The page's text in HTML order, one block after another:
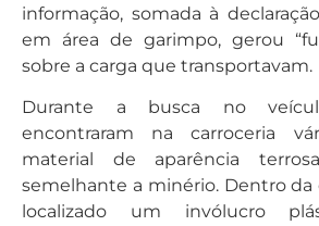
informação, somada à
em área de garimpo, gerou
sobre a carga que transportavam.
Durante a busca no
encontraram na carroceria
material de aparência
semelhante a minério. Dentro
localizado um invólucro